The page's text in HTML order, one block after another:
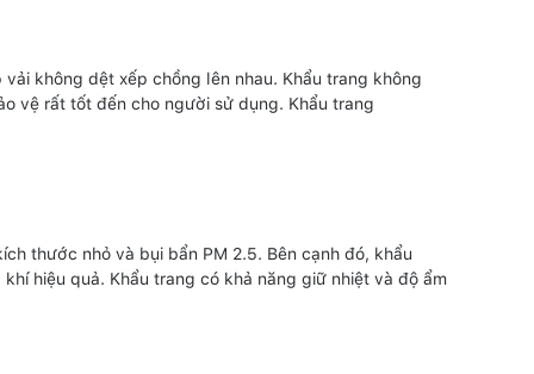
không dệt xếp chồng lên nhau. Khẩu trang không
vệ rất tốt đến cho người sử dụng. Khẩu trang
thước nhỏ và bụi bẩn PM 2.5. Bên cạnh đó, khẩu
hiệu quả. Khẩu trang có khả năng giữ nhiệt và độ ẩm